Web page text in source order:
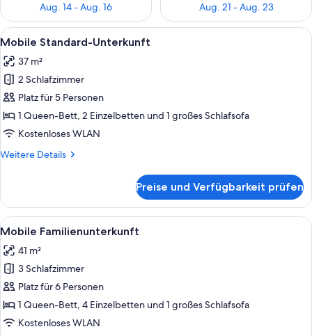
Aug. 14 - Aug. 16
Aug. 21 - Aug. 23
Alle
Fotos
für
Mobile
Standard-
Unterkunft
anzeigen
Ein überdachter Patio-Bereich mit
9
Mobile Standard-Unterkunft
37 m²
2 Schlafzimmer
Platz für 5 Personen
1 Queen-Bett, 2 Einzelbetten und 1 großes Schlafsofa
Kostenloses WLAN
Weitere Details
Weitere
Standard-
Unterkunft
Preise und Verfügbarkeit prüfen
Alle
Fotos
für
Mobile
Familienunterkunft
anzeigen
Ein überdachter Außenbereich mit
10
Mobile Familienunterkunft
41 m²
3 Schlafzimmer
Platz für 6 Personen
1 Queen-Bett, 4 Einzelbetten und 1 großes Schlafsofa
Kostenloses WLAN